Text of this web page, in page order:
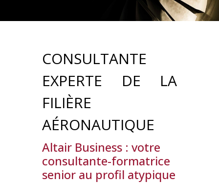
CONSULTANTE
EXPERTE DE LA
FILIÈRE
AÉRONAUTIQUE
Altair Business : votre
consultante-formatrice
senior au profil atypique